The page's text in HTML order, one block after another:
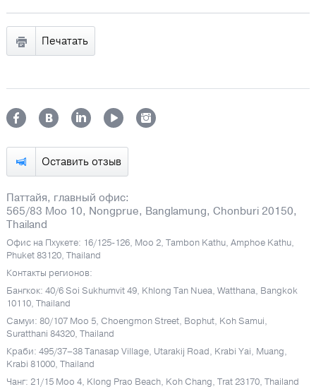
Оставить отзыв
Паттайя, главный офис:
565/83 Moo 10, Nongprue, Banglamung, Chonburi 20150,
Thailand
Офис на Пхукете: 16/125-126, Moo 2, Tambon Kathu, Amphoe Kathu,
Phuket 83120, Thailand
Контакты регионов:
Бангкок: 40/6 Soi Sukhumvit 49, Khlong Tan Nuea, Watthana, Bangkok
10110, Thailand
Самуи: 80/107 Moo 5, Choengmon Street, Bophut, Koh Samui,
Suratthani 84320, Thailand
Краби: 495/37–38 Tanasap Village, Utarakij Road, Krabi Yai, Muang,
Krabi 81000, Thailand
Чанг: 21/15 Moo 4, Klong Prao Beach, Koh Chang, Trat 23170, Thailand
Печатать